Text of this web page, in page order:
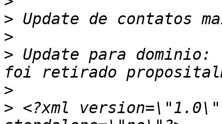
>
>
> Update para dominio:
>
> <?xml